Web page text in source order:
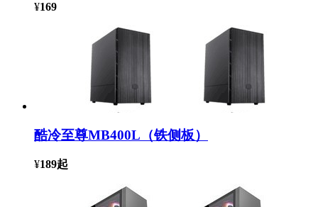
¥169
酷冷至尊MB400L（铁侧板）
¥189起